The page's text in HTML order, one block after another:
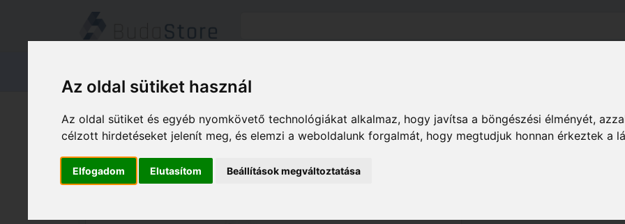
Az oldal sütiket használ
Az oldal sütiket és egyéb nyomkövető technológiákat alkalmaz, hogy javítsa a böngészési élményét,
célzott hirdetéseket jelenít meg, és elemzi a weboldalunk forgalmát, hogy megtudjuk honnan érkeztek a
Elfogadom Elutasítom Beállítások megváltoztatása
Termékeink HÁZ KERT HOBBY Kert Öntözéstechnika Vízkezelő eszközök
GARDENA Hordóürítő szivattyú 4000/1 1762-20